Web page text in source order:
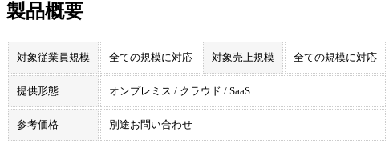
製品概要
対象従業員規模 全ての規模に対応 対象売上規模 全ての規模に対応
提供形態 オンプレミス / クラウド / SaaS
参考価格 別途お問い合わせ